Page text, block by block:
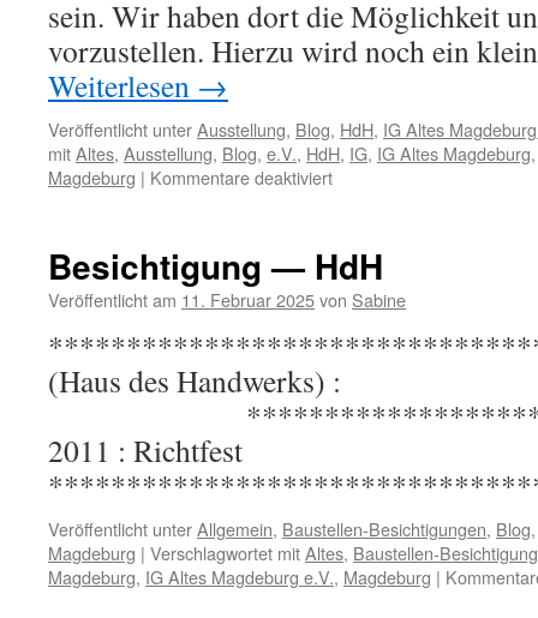
sein. Wir haben dort die Möglichkeit
vorzustellen. Hierzu wird noch ein
Weiterlesen →
Veröffentlicht unterAusstellung, Blog, HdH, IG Altes
mitAltes, Ausstellung, Blog, e.V., HdH, IG, IG Altes Magdeburg
Magdeburg | Kommentare deaktiviertfür
2013
Besichtigung — HdH
Veröffentlicht am 11. Februar 2025von Sabine
*********************************
(Haus des
2011 : Richtfest
Veröffentlicht unterAllgemein, Baustellen-Besichtigungen, Blog
Magdeburg | Verschlagwortet mitAltes, Baustellen-
Magdeburg, IG Altes Magdeburg e.V., Magdeburg |